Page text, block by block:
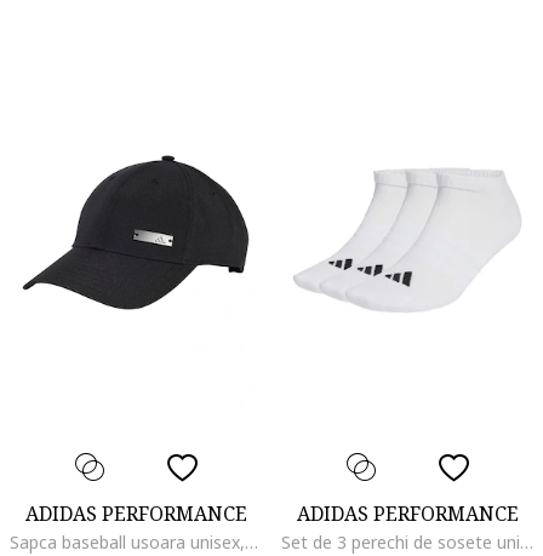
ADIDAS PERFORMANCE
Sapca baseball usoara unisex, Negru
ADIDAS PERFORMANCE
Set de 3 perechi de sosete unisex cu amortizare Essentials, Alb